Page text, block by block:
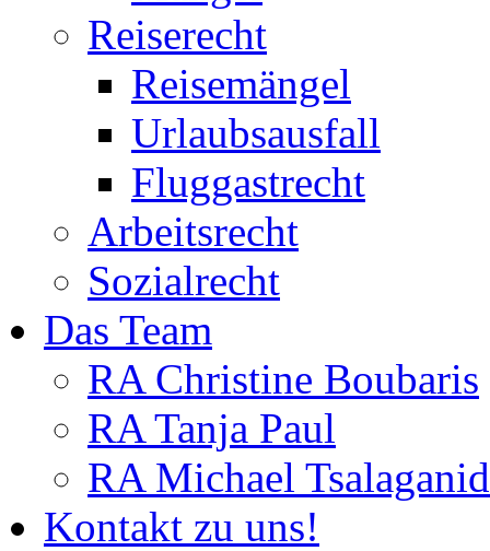
Reiserecht
Reisemängel
Urlaubsausfall
Fluggastrecht
Arbeitsrecht
Sozialrecht
Das Team
RA Christine Boubaris
RA Tanja Paul
RA Michael
Kontakt zu uns!